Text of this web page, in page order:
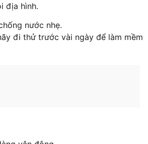
địa hình.
nước nhẹ.
đi thử trước vài ngày để làm mềm